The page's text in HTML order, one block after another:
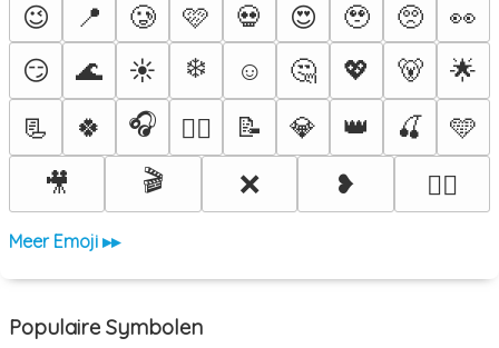
😉
📍 🥲 🩷 💀 😍 🥹 🥺
👀
😏
🌊 ☀️ ❄️ ☺️ 🤔 💖 🐻
🌟
📃
🍀 🎧 ❤️‍🔥 📝 💎 👑 🍒
🩵
🎥
🎬 ❌ ❥ 🐦‍🔥
Meer Emoji ▸▸
Populaire Symbolen